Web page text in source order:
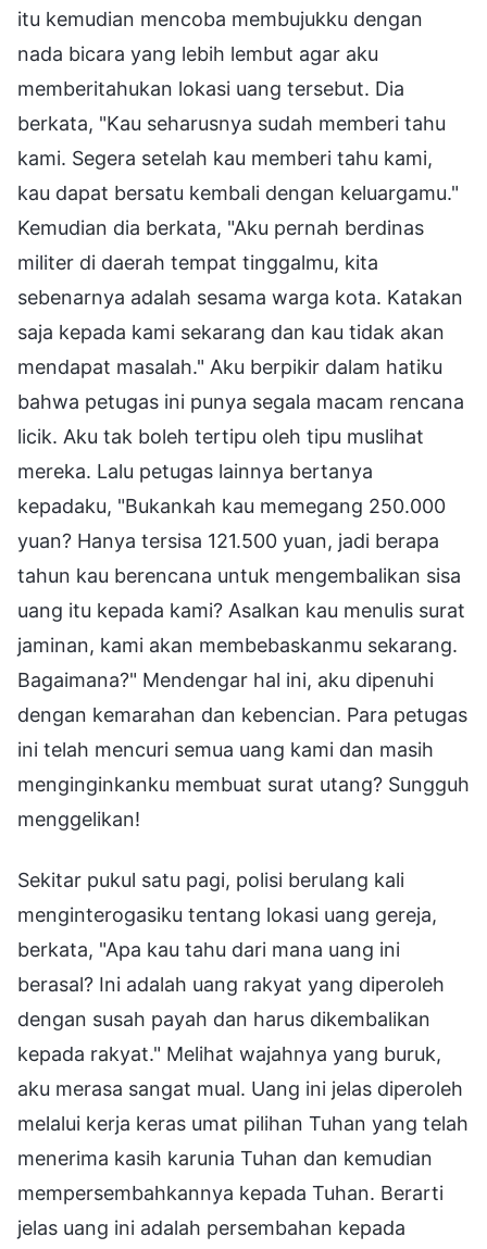
itu kemudian mencoba membujukku dengan
nada bicara yang lebih lembut agar aku
memberitahukan lokasi uang tersebut. Dia
berkata, "Kau seharusnya sudah memberi tahu
kami. Segera setelah kau memberi tahu kami,
kau dapat bersatu kembali dengan keluargamu."
Kemudian dia berkata, "Aku pernah berdinas
militer di daerah tempat tinggalmu, kita
sebenarnya adalah sesama warga kota. Katakan
saja kepada kami sekarang dan kau tidak akan
mendapat masalah." Aku berpikir dalam hatiku
bahwa petugas ini punya segala macam rencana
licik. Aku tak boleh tertipu oleh tipu muslihat
mereka. Lalu petugas lainnya bertanya
kepadaku, "Bukankah kau memegang 250.000
yuan? Hanya tersisa 121.500 yuan, jadi berapa
tahun kau berencana untuk mengembalikan sisa
uang itu kepada kami? Asalkan kau menulis surat
jaminan, kami akan membebaskanmu sekarang.
Bagaimana?" Mendengar hal ini, aku dipenuhi
dengan kemarahan dan kebencian. Para petugas
ini telah mencuri semua uang kami dan masih
menginginkanku membuat surat utang? Sungguh
menggelikan!
Sekitar pukul satu pagi, polisi berulang kali
menginterogasiku tentang lokasi uang gereja,
berkata, "Apa kau tahu dari mana uang ini
berasal? Ini adalah uang rakyat yang diperoleh
dengan susah payah dan harus dikembalikan
kepada rakyat." Melihat wajahnya yang buruk,
aku merasa sangat mual. Uang ini jelas diperoleh
melalui kerja keras umat pilihan Tuhan yang telah
menerima kasih karunia Tuhan dan kemudian
mempersembahkannya kepada Tuhan. Berarti
jelas uang ini adalah persembahan kepada